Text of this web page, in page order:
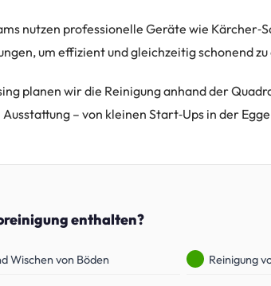
nutzen professionelle Geräte wie
um effizient und gleichzeitig schonend
planen wir die Reinigung anhand der
– von kleinen Start‑Ups in der
enthalten?
Wischen von Böden Reinigung